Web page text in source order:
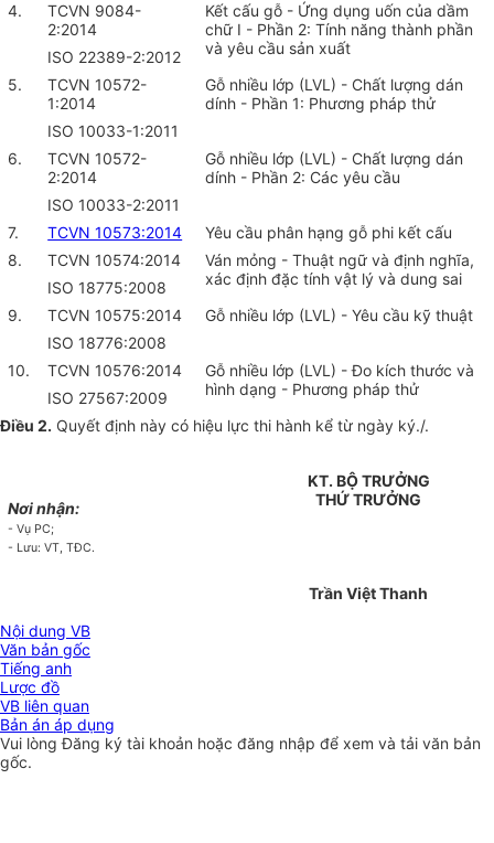
4.
TCVN 9084-
2:2014
ISO 22389-2:2012
Kết cấu gỗ - Ứng dụng uốn của dầm
chữ I - Phần 2: Tính năng thành phần
và yêu cầu sản xuất
5.
TCVN 10572-
1:2014
ISO 10033-1:2011
Gỗ nhiều lớp (LVL) - Chất lượng dán
dính - Phần 1: Phương pháp thử
6.
TCVN 10572-
2:2014
ISO 10033-2:2011
Gỗ nhiều lớp (LVL) - Chất lượng dán
dính - Phần 2: Các yêu cầu
7. TCVN 10573:2014
Yêu cầu phân hạng gỗ phi kết cấu
8.
TCVN 10574:2014
ISO 18775:2008
Ván mỏng - Thuật ngữ và định nghĩa,
xác định đặc tính vật lý và dung sai
9.
TCVN 10575:2014
ISO 18776:2008
Gỗ nhiều lớp (LVL) - Yêu cầu kỹ thuật
10.
TCVN 10576:2014
ISO 27567:2009
Gỗ nhiều lớp (LVL) - Đo kích thước và
hình dạng - Phương pháp thử
Điều 2. Quyết định này có hiệu lực thi hành kể từ ngày ký./.
Nơi nhận:
- Vụ PC;
- Lưu: VT, TĐC.
KT. BỘ TRƯỞNG
THỨ TRƯỞNG
Trần Việt Thanh
Nội dung VB
Văn bản gốc
Tiếng anh
Lược đồ
VB liên quan
Bản án áp dụng
Vui lòngĐăng ký tài khoản hoặc đăng nhập để xem và tải văn bản
gốc.